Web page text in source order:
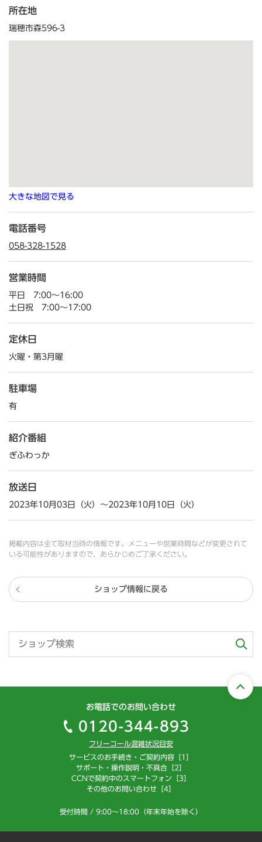
所在地
瑞穂市森596-3
大きな地図で見る
電話番号
058-328-1528
営業時間
平日 7:00～16:00
土日祝 7:00～17:00
定休日
火曜・第3月曜
駐車場
有
紹介番組
ぎふわっか
放送日
2023年10月03日（火）～2023年10月10日（火）
掲載内容は全て取材当時の情報です。メニューや営業時間などが変更されて
いる可能性がありますので、あらかじめご了承ください。
ショップ情報に戻る
お電話でのお問い合わせ
0120-344-893
フリーコール混雑状況目安
サービスのお手続き・ご契約内容［1］
サポート・操作説明・不具合［2］
CCNで契約中のスマートフォン［3］
その他のお問い合わせ［4］
受付時間 / 9:00～18:00（年末年始を除く）